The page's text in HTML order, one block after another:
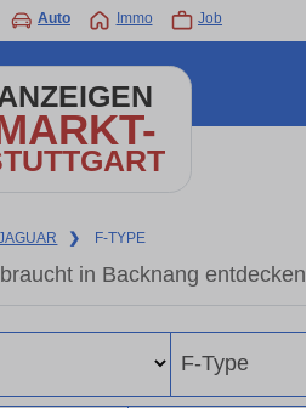
Auto Immo Job
❯ F-TYPE
in Backnang